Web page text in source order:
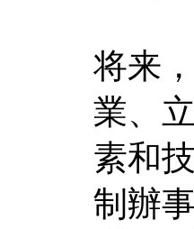
将来
業、
素和
制辦